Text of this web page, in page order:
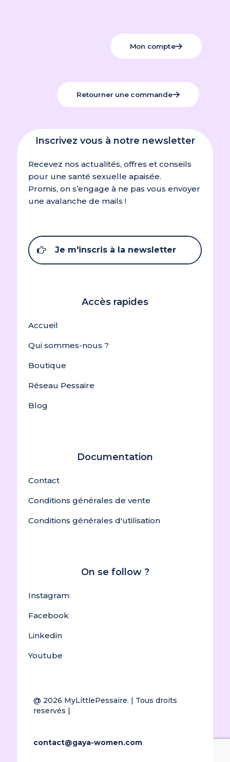
Mon compte
Retourner une commande
Inscrivez vous à notre newsletter
Recevez nos actualités, offres et conseils
pour une santé sexuelle apaisée.
Promis, on s’engage à ne pas vous envoyer
une avalanche de mails !
Je m'inscris à la newsletter
Accès rapides
Accueil
Qui sommes-nous ?
Boutique
Réseau Pessaire
Blog
Documentation
Contact
Conditions générales de vente
Conditions générales d'utilisation
On se follow ?
Instagram
Facebook
Linkedin
Youtube
@ 2026 MyLittlePessaire. | Tous droits
reservés |
contact@gaya-women.com